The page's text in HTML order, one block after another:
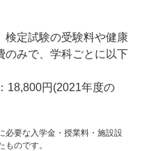
検定試験の受験料や健康
のみで、学科ごとに以下
円(2021年度の
要な入学金・授業料・施設設
のです。